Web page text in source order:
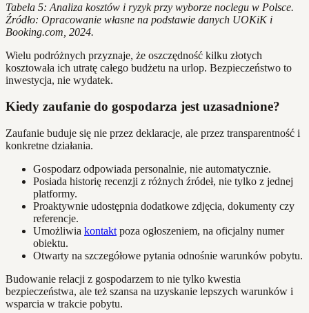
Tabela 5: Analiza kosztów i ryzyk przy wyborze noclegu w Polsce.
Źródło: Opracowanie własne na podstawie danych UOKiK i
Booking.com, 2024.
Wielu podróżnych przyznaje, że oszczędność kilku złotych
kosztowała ich utratę całego budżetu na urlop. Bezpieczeństwo to
inwestycja, nie wydatek.
Kiedy zaufanie do gospodarza jest uzasadnione?
Zaufanie buduje się nie przez deklaracje, ale przez transparentność i
konkretne działania.
Gospodarz odpowiada personalnie, nie automatycznie.
Posiada historię recenzji z różnych źródeł, nie tylko z jednej
platformy.
Proaktywnie udostępnia dodatkowe zdjęcia, dokumenty czy
referencje.
Umożliwia kontakt poza ogłoszeniem, na oficjalny numer
obiektu.
Otwarty na szczegółowe pytania odnośnie warunków pobytu.
Budowanie relacji z gospodarzem to nie tylko kwestia
bezpieczeństwa, ale też szansa na uzyskanie lepszych warunków i
wsparcia w trakcie pobytu.